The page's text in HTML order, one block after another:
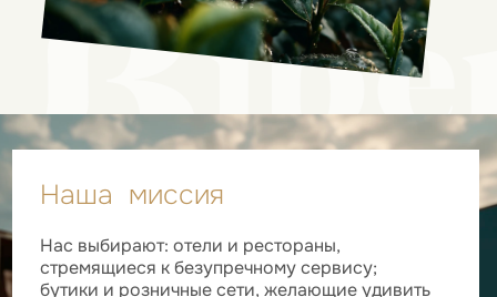
Наша миссия
Нас выбирают: отели и рестораны,
стремящиеся к безупречному сервису;
бутики и розничные сети, желающие удивить